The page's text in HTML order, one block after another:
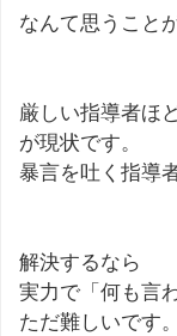
なんて思うこと
厳しい指導者ほ
が現状です。
暴言を吐く指導
解決するなら
実力で「何も言
ただ難しいです。